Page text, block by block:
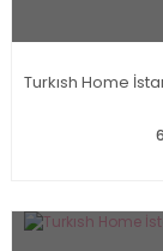
Turkısh Home